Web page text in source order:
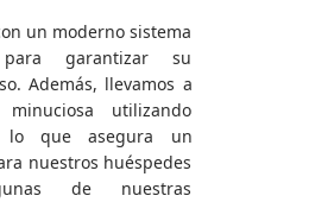
un moderno sistema
garantizar su
Además, llevamos a
utilizando
lo que asegura un
nuestros huéspedes
de nuestras